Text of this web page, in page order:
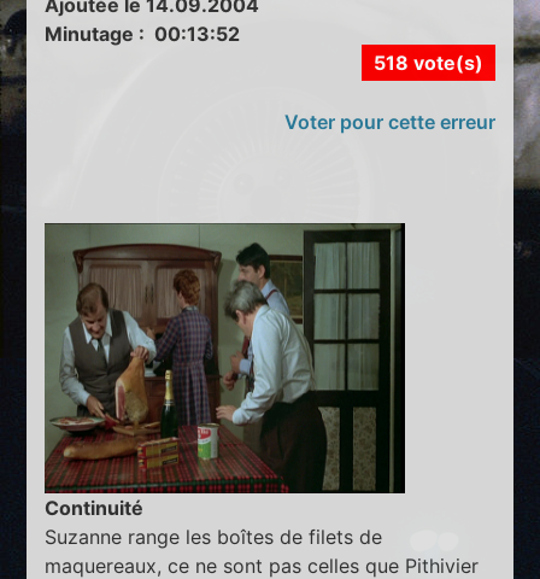
Minutage : 00:13:52
518 vote(s)
Voter pour cette erreur
Continuité
Suzanne range les boîtes de filets de
maquereaux, ce ne sont pas celles que Pithivier